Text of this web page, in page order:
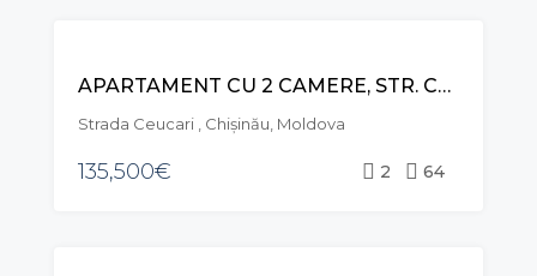
APARTAMENT CU 2 CAMERE, STR. CEUCARI, POȘTA VECHE
Strada Ceucari , Chișinău, Moldova
135,500€ 2 64